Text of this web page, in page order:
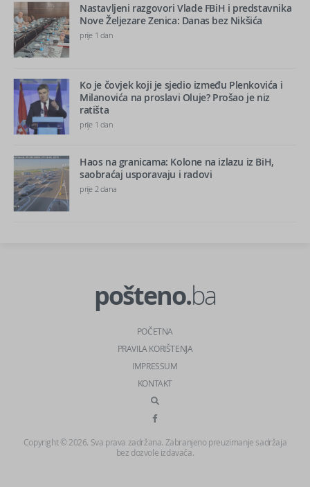
Nastavljeni razgovori Vlade FBiH i predstavnika
Nove Željezare Zenica: Danas bez Nikšića
prije 1 dan
Ko je čovjek koji je sjedio između Plenkovića i
Milanovića na proslavi Oluje? Prošao je niz
ratišta
prije 1 dan
Haos na granicama: Kolone na izlazu iz BiH,
saobraćaj usporavaju i radovi
prije 2 dana
pošteno.ba
POČETNA
PRAVILA KORIŠTENJA
IMPRESSUM
KONTAKT
Copyright © 2026. Sva prava zadržana. Zabranjeno preuzimanje sadržaja
bez dozvole izdavača.